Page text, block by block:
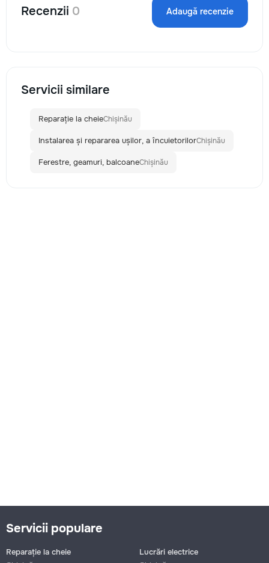
Recenzii 0 Adaugă recenzie
Servicii similare
Reparație la cheieChișinău
Instalarea și repararea ușilor, a încuietorilorChișinău
Ferestre, geamuri, balcoaneChișinău
Servicii populare
Reparație la cheie
Lucrări electrice